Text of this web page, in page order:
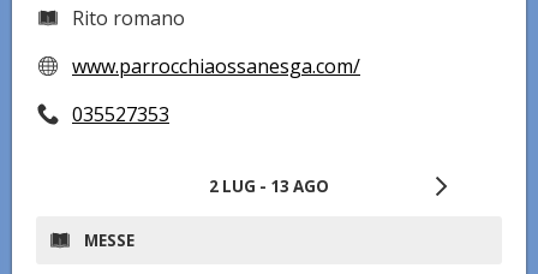
Rito romano
www.parrocchiaossanesga.com/
035527353
2 LUG - 13 AGO
MESSE